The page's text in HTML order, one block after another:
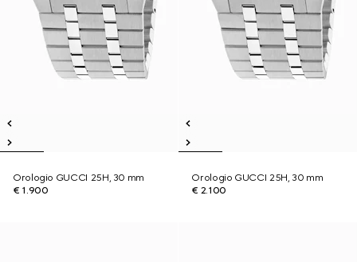
Orologio GUCCI 25H, 30 mm
€ 1.900
Orologio GUCCI 25H, 30 mm
€ 2.100